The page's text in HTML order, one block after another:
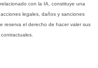
con la IA, constituye una
legales, daños y sanciones
reserva el derecho de hacer valer sus